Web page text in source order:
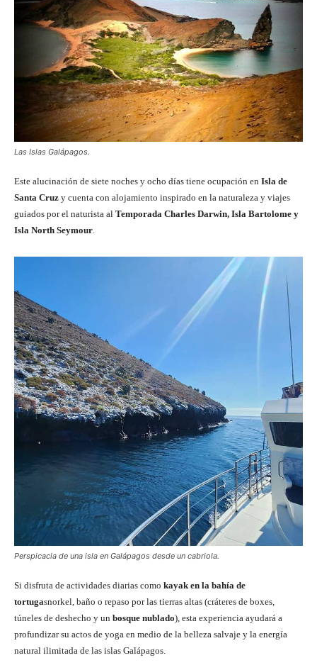
Las Islas Galápagos.
Este alucinación de siete noches y ocho días tiene ocupación en Isla de
Santa Cruz y cuenta con alojamiento inspirado en la naturaleza y viajes
guiados por el naturista al Temporada Charles Darwin, Isla Bartolome y
Isla North Seymour.
Perspicacia de una isla en Galápagos desde un cabriola.
Si disfruta de actividades diarias como kayak en la bahía de
tortugasnorkel, baño o repaso por las tierras altas (cráteres de boxes,
túneles de deshecho y un bosque nublado), esta experiencia ayudará a
profundizar su actos de yoga en medio de la belleza salvaje y la energía
natural ilimitada de las islas Galápagos.